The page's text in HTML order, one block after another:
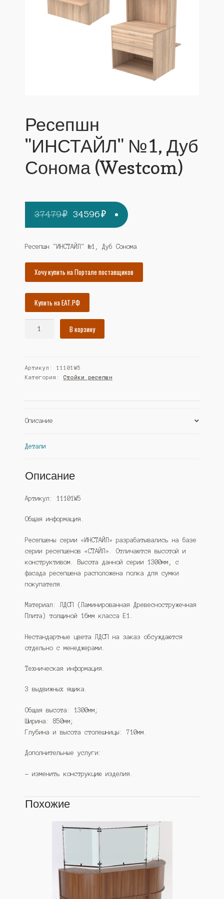
Ресепшн
"ИНСТАЙЛ" №1, Дуб
Сонома (Westcom)
37479₽ Первоначальная
цена
составляла
37479₽.
34596₽Текущая
цена:
34596₽.
Ресепшн "ИНСТАЙЛ" №1, Дуб Сонома
Хочу купить на Портале поставщиков
Купить на ЕАТ.РФ
№1,
Дуб
(Westcom)
В корзину
Артикул:11101W5
Категория: Стойки ресепшн
Описание
Детали
Описание
Артикул: 11101W5
Общая информация.
Ресепшены серии «ИНСТАЙЛ» разрабатывались на базе
серии ресепшенов «СТАЙЛ». Отличаются высотой и
конструктивом. Высота данной серии 1300мм, с
фасада ресепшена расположена полка для сумки
покупателя.
Материал: ЛДСП (Ламинированная Древесностружечная
Плита) толщиной 16мм класса Е1.
Нестандартные цвета ЛДСП на заказ обсуждаются
отдельно с менеджерами.
Техническая информация.
3 выдвижных ящика.
Общая высота: 1300мм;
Ширина: 850мм;
Глубина и высота столешницы: 710мм.
Дополнительные услуги:
— изменить конструкцию изделия.
Похожие